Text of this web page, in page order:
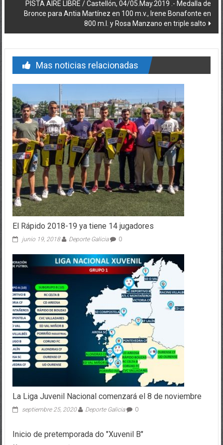
PISTA AIRE LIBRE / Castellón, 04/05.May.2019 .- Medalla de
Bronce para Antia Martínez en 100 m.v., Irene Bonafonte en
800 m.l. y Rosa Manzano en triple salto
Mas noticias relacionadas
El Rápido 2018-19 ya tiene 14 jugadores
junio 19, 2018 Deporte Galicia 0
La Liga Juvenil Nacional comenzará el 8 de noviembre
septiembre 25, 2020 Deporte Galicia 0
Inicio de pretemporada do "Xuvenil B"